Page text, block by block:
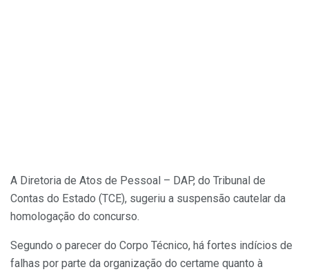
A Diretoria de Atos de Pessoal – DAP, do Tribunal de
Contas do Estado (TCE), sugeriu a suspensão cautelar da
homologação do concurso.
Segundo o parecer do Corpo Técnico, há fortes indícios de
falhas por parte da organização do certame quanto à